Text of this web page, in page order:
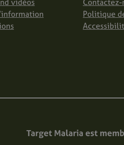
Politique
Target Malaria est